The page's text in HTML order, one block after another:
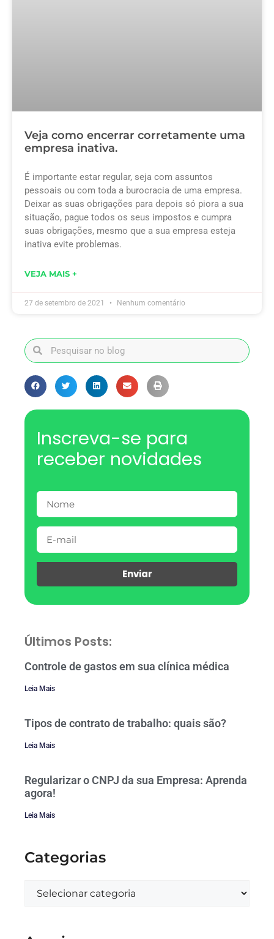
Veja como encerrar corretamente uma
empresa inativa.
É importante estar regular, seja com assuntos
pessoais ou com toda a burocracia de uma empresa.
Deixar as suas obrigações para depois só piora a sua
situação, pague todos os seus impostos e cumpra
suas obrigações, mesmo que a sua empresa esteja
inativa evite problemas.
VEJA MAIS +
27 de setembro de 2021 Nenhum comentário
Inscreva-se para
receber novidades
Enviar
Últimos Posts:
Controle de gastos em sua clínica médica
Leia Mais
Tipos de contrato de trabalho: quais são?
Leia Mais
Regularizar o CNPJ da sua Empresa: Aprenda
agora!
Leia Mais
Categorias